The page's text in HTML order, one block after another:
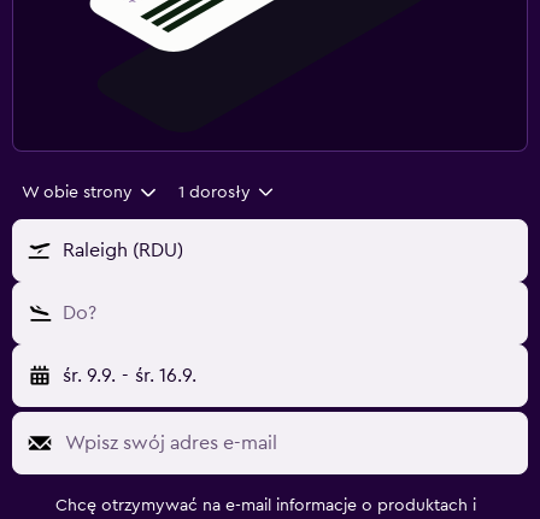
W obie strony 1 dorosły
Raleigh (RDU)
Do?
śr. 9.9. - śr. 16.9.
Chcę otrzymywać na e-mail informacje o produktach i